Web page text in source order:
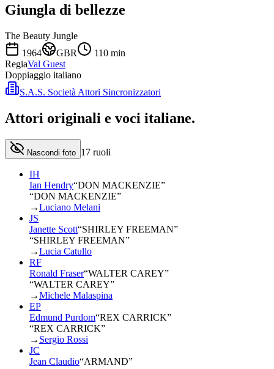
Giungla di bellezze
The Beauty Jungle
1964
GBR 110 min
RegiaVal Guest
Doppiaggio italiano
S.A.S. Società Attori Sincronizzatori
Attori originali e voci italiane.
Nascondi foto 17 ruoli
IH
Ian Hendry“DON MACKENZIE”
“DON MACKENZIE”
→Luciano Melani
JS
Janette Scott“SHIRLEY FREEMAN”
“SHIRLEY FREEMAN”
→Lucia Catullo
RF
Ronald Fraser“WALTER CAREY”
“WALTER CAREY”
→Michele Malaspina
EP
Edmund Purdom“REX CARRICK”
“REX CARRICK”
→ Sergio Rossi
JC
Jean Claudio“ARMAND”